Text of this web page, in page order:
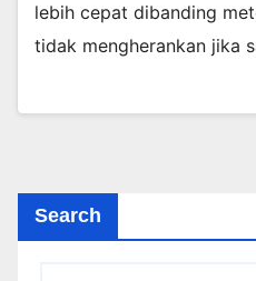
lebih cepat dibanding
tidak mengherankan jika
Search